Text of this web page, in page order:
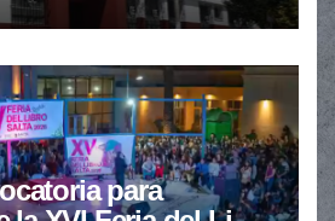
para